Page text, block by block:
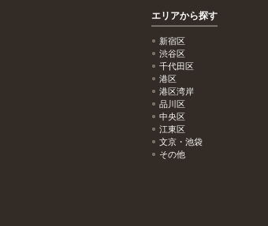
エリアから探す
新宿区
渋谷区
千代田区
港区
港区湾岸
品川区
中央区
江東区
文京・池袋
その他